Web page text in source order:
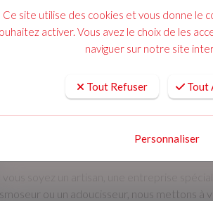
détachées pour le traitement des eaux,
Solution Dépannages accompagne les
de traitement des eaux, de
pour garantir le bon fonctionnement
vous soyez un artisan, une entreprise
ou un adoucisseur, nous mettons
Ce site utilise des cookies et vous donne le
activer. Vous avez le choix de les
naviguer sur notre site
Tout Refuser Tout
Personnaliser